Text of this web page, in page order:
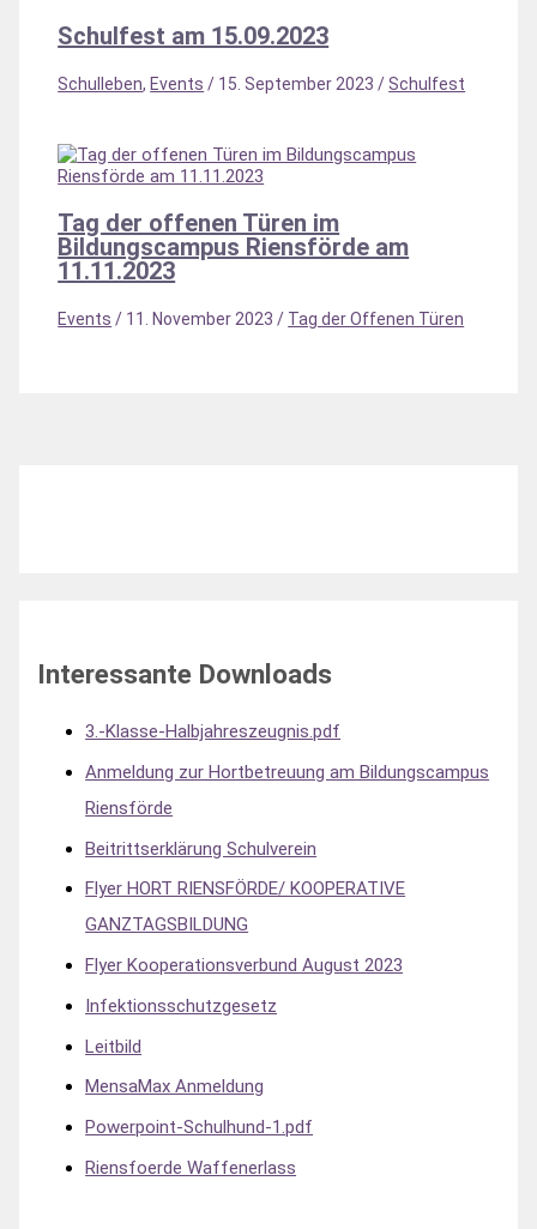
Schulfest am 15.09.2023
Schulleben, Events / 15. September 2023/Schulfest
Tag der offenen Türen im
Bildungscampus Riensförde am
11.11.2023
Events / 11. November 2023/ Tag der Offenen Türen
Interessante Downloads
3.-Klasse-Halbjahreszeugnis.pdf
Anmeldung zur Hortbetreuung am Bildungscampus
Riensförde
Beitrittserklärung Schulverein
Flyer HORT RIENSFÖRDE/ KOOPERATIVE
GANZTAGSBILDUNG
Flyer Kooperationsverbund August 2023
Infektionsschutzgesetz
Leitbild
MensaMax Anmeldung
Powerpoint-Schulhund-1.pdf
Riensfoerde Waffenerlass